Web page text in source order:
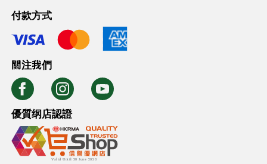
付款方式
關注我們
優質纲店認證